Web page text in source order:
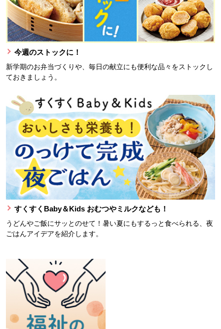
今週のストックに！
新学期のお弁当づくりや、毎日の献立にも便利な品々をストックし
ておきましょう。
すくすくBaby＆Kids おむつやミルクなども！
うどんやご飯にサッとのせて！暑い夏にもするっと食べられる、夜
ごはんアイデアを紹介します。